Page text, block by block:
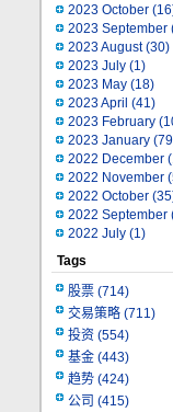
2023 October
2023 September
2023 August(30)
2023 July (1)
2023 May (18)
2023 April (41)
2023 February
2023 January
2022 December
2022 November
2022 October
2022 September
2022 July (1)
Tags
股票 (714)
交易策略 (711)
投资 (554)
基金 (443)
趋势 (424)
公司 (415)